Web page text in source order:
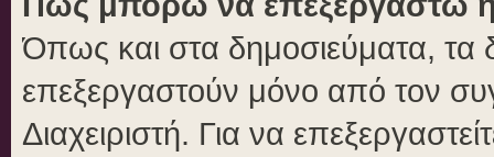
Όπως και στα δημοσιεύματα,
επεξεργαστούν μόνο από τον
Διαχειριστή. Για να